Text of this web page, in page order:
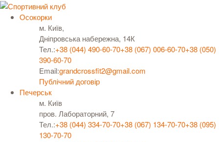
Осокорки
м. Київ,
Дніпровська набережна, 14К
Тел.:+38 (044) 490-60-70+38 (067) 006-60-70+38 (050)
390-60-70
Email:grandcrossfit2@gmail.com
Публічний договір
Печерськ
м. Київ
пров. Лабораторний, 7
Тел.:+38 (044) 334-70-70+38 (067) 134-70-70+38 (095)
130-70-70